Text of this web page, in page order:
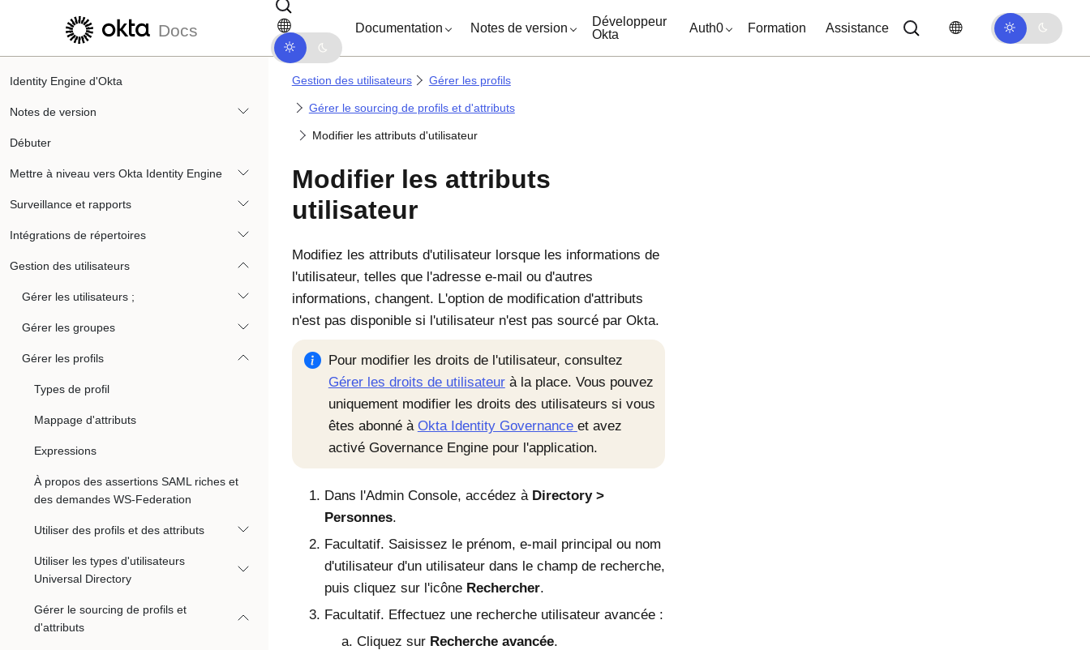
Passer au contenu principal Passer à la navigation dans les documents
Docs Documentation Notes de version
Développeur
Okta
Auth0 Formation Assistance
Identity Engine d'Okta
Notes de version
Débuter
Mettre à niveau vers Okta Identity Engine
Surveillance et rapports
Intégrations de répertoires
Gestion des utilisateurs
Gérer les utilisateurs ;
Gérer les groupes
Gérer les profils
Types de profil
Mappage d'attributs
Expressions
À propos des assertions SAML riches et
des demandes WS-Federation
Utiliser des profils et des attributs
Utiliser les types d'utilisateurs
Universal Directory
Gérer le sourcing de profils et
d'attributs
Gestion des utilisateurs Gérer les profils
Gérer le sourcing de profils et d'attributs
Modifier les attributs d'utilisateur
Modifier les attributs
utilisateur
Modifiez les attributs d'utilisateur lorsque les informations de
l'utilisateur, telles que l'adresse e-mail ou d'autres
informations, changent. L'option de modification d'attributs
n'est pas disponible si l'utilisateur n'est pas sourcé par Okta.
Pour modifier les droits de l'utilisateur, consultez
Gérer les droits de utilisateurà la place. Vous pouvez
uniquement modifier les droits des utilisateurs si vous
êtes abonné à Okta Identity Governance et avez
activé Governance Enginepour l'application.
Dans l'Admin Console, accédez à Directory
Personnes.
Facultatif. Saisissez le prénom, e-mail principal ou nom
d'utilisateur d'un utilisateur dans le champ de recherche,
puis cliquez sur l'icône Rechercher.
Facultatif. Effectuez une recherche utilisateur avancée :
Cliquez sur Recherche avancée.